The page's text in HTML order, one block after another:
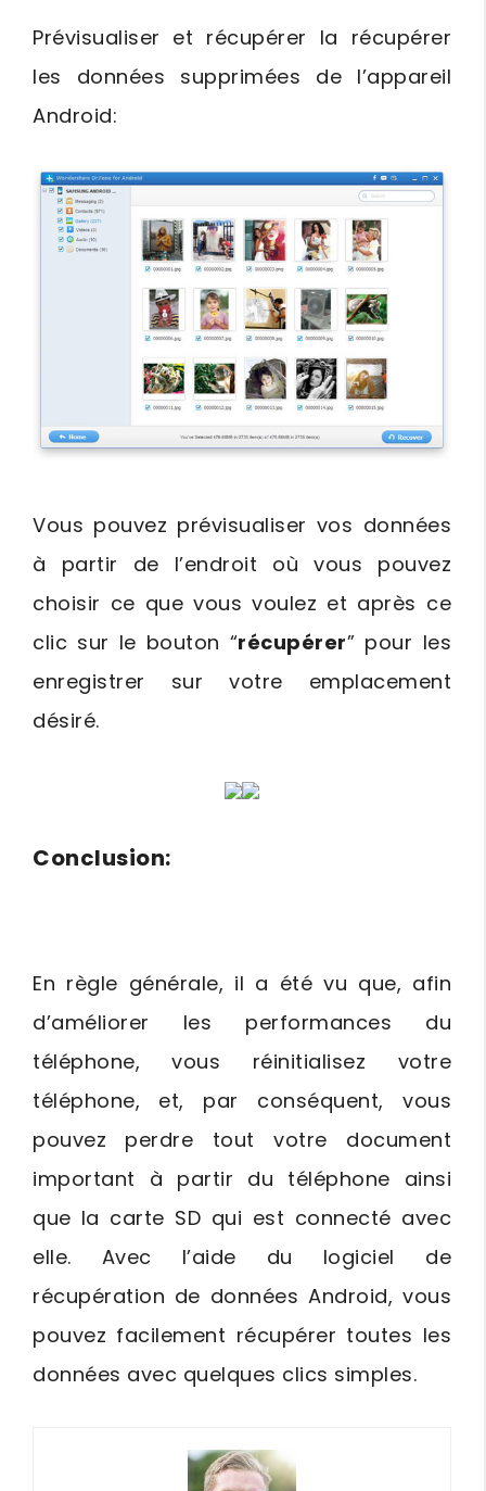
Prévisualiser et récupérer la récupérer
les données supprimées de l’appareil
Android:
Vous pouvez prévisualiser vos données
à partir de l’endroit où vous pouvez
choisir ce que vous voulez et après ce
clic sur le bouton “récupérer” pour les
enregistrer sur votre emplacement
désiré.
Conclusion:
En règle générale, il a été vu que, afin
d’améliorer les performances du
téléphone, vous réinitialisez votre
téléphone, et, par conséquent, vous
pouvez perdre tout votre document
important à partir du téléphone ainsi
que la carte SD qui est connecté avec
elle. Avec l’aide du logiciel de
récupération de données Android, vous
pouvez facilement récupérer toutes les
données avec quelques clics simples.